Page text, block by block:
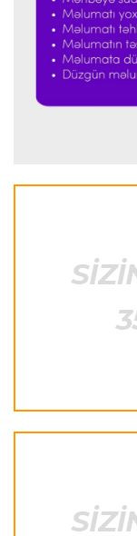
Formula-1 23:51
"Antonelli çox
Formula-1 23:44
"Antonelli
bənzəyir"
23:38
İtaliya S.A. 23:27